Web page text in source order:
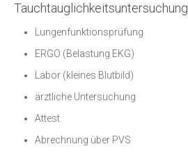
Tauchtauglichkeitsuntersuchung
Lungenfunktionsprüfung
ERGO (Belastung EKG)
Labor (kleines Blutbild)
ärztliche Untersuchung
Attest
Abrechnung über PVS